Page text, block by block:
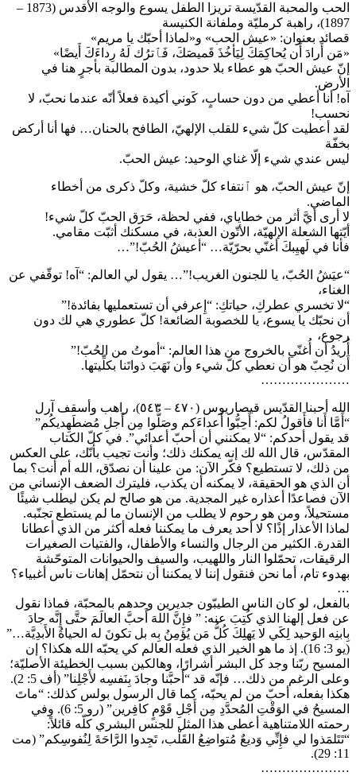
الحب والمحبة القدّيسة تريزا الطفل يسوع والوجه الأقدس (1873 –
1897)، راهبة كرمليّة وملفانة الكنيسة
قصائد بعنوان: «عيش الحب» و«لماذا أحبّك يا مريم»
«مَن أَرادَ أَن يُحاكِمَكَ لِيَأخُذَ قَميصَكَ، فَٱترُك لَهُ رِداءَكَ أَيضًا»
إنّ عيش الحبّ هو عطاء بلا حدود، بدون المطالبة بأجرٍ هنا في
الأرض.
آه! أنا أعطي من دون حسابٍ، كَوني أكيدة فعلاً أنّه عندما نحبّ، لا
نحسب!
لقد أعطيت كلّ شيء للقلب الإلهيّ، الطافح بالحنان… فها أنا أركض
بخفّة
ليس عندي شيء إلّا غناي الوحيد: عيش الحبّ.
إنّ عيش الحبّ، هو ٱنتفاء كلّ خشية، وكلّ ذكرى من أخطاء
الماضي.
لا أرى أيَّ أثر من خطاياي، ففي لحظة، حَرَق الحبّ كلّ شيء!
أيّتها الشعلة الإلهيّة، الأتّون العذبة، في مسكنك أثبّت مقامي.
فأنا في لَهيِبكَ أغنّي بحرّيّة… “أعيشُ الحُبّ!”…
“عيَشُ الحُبّ، يا للجنون الغريب!”… يقول لي العالم: “آه! توقّفي عن
الغناء،
“لا تخسري عطركِ، حياتكِ: “إِعرفي أن تستعمليها بفائدة!”
أن نحبّك يا يسوع، يا للخصوبة الضائعة! كلّ عطوري هي لك دون
رجوع،
أُريدُ أن أُغنّي بالخروج من هذا العالم: “أموتُ من الحُبّ!”
أَن نُحِبّ هو أن نعطي كلّ شيء وأن نَهَبَ ذواتَنا بكلِّيتها.
…………………
الله أحبنا القدّيس قيصاريوس (٤٧٠ – ٥٤٣)، راهب وأسقف آرل
“أَمَّا أَنا فأَقولُ لكم: أَحِبُّوا أَعداءَكم وصَلُّوا مِن أَجلِ مُضطَهِديكُم”
قد يقول أحدكم: “لا يمكنني أن أحبّ أعدائي”. في كلّ الكتاب
المقدّس، قال الله لك إنه يمكنك ذلك؛ وأنت تجيب بأنّك، على العكس
من ذلك، لا تستطيع؟ فكّر الآن: من علينا أن نصدّق، الله أم أنت؟ بما
أن الذي هو الحقيقة، لا يمكنه أن يكذب، فليترك الضعف الإنساني من
الآن فصاعدًا أعذاره غير المجدية. من هو صالح لم يكن ليطلب شيئًا
مستحيلاً، ومن هو رحوم لا يطلب من الإنسان ما لم يستطع تجنّبه.
لماذا الأعذار إذًا؟ لا أحد يعرف ما يمكننا فعله أكثر من الذي أعطانا
القدرة. الكثير من الرجال والنساء والأطفال، والفتيات الصغيرات
الرقيقات، تحمّلوا النار واللهيب، والسيف والحيوانات المتوحّشة
بهدوء تام، أما نحن فنقول إننا لا يمكننا أن نتحمّل إهانات ناس أغبياء؟
…
بالفعل، لو كان الناس الطيبّون جديرين وحدهم بالمحبّة، فماذا نقول
عن فعل إلهنا الذي كُتِبَ عنه: ” فإِنَّ اللهَ أَحبَّ العالَمَ حتَّى إِنَّه جادَ
بِابنِه الوَحيد لِكَي لا يَهلِكَ كُلُّ مَن يُؤمِنُ بِه بل تكونَ له الحياةُ الأَبدِيَّة…”
(يو 3: 16). إذ ما هو الخير الذي فعله العالم كي يحبّه الله هكذا؟ إن
المسيح ربّنا وجد كل البشر أشرارًا، وهالكين بسبب الخطيئة الأصليّة؛
وعلى الرغم من ذلك… فإنّه قد “أَحبَّنا وجادَ بِنَفسِه لأَجْلِنا” (أف 5: 2).
هكذا بفعله، أحبّ من لم يحبّه، كما قال الرسول بولس كذلك: “ماتَ
المسيحُ في الوَقْتِ المُحدَّدِ مِن أَجْلِ قَوْمٍ كافِرين” (رو 5: 6). وفي
رحمته اللامتناهية أعطى هذا المثل للجنس البشري كلّه قائلاً:
“تَتَلمَذوا لي فإِنِّي وَديعٌ مُتواضِعُ القَلْب، تَجِدوا الرَّاحَةَ لِنُفوسِكم” (مت
11: 29).
…………………